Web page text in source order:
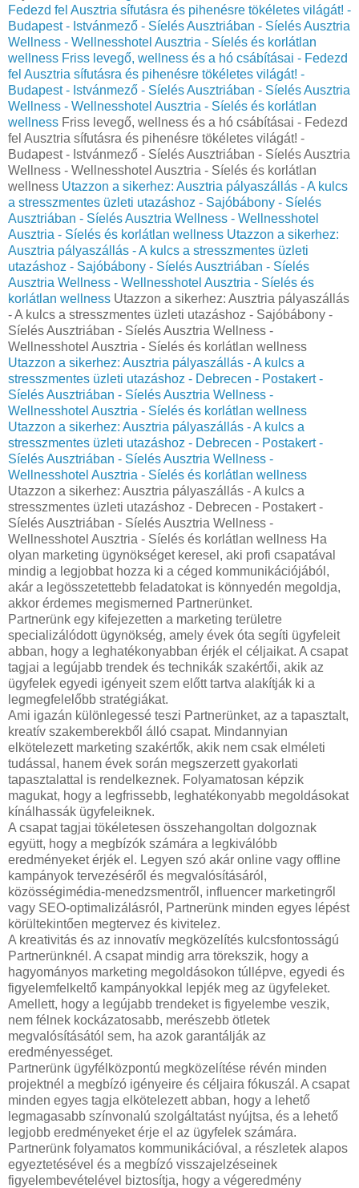
Fedezd fel Ausztria sífutásra és pihenésre tökéletes világát! -
Budapest - Istvánmező - Síelés Ausztriában - Síelés Ausztria
Wellness - Wellnesshotel Ausztria - Síelés és korlátlan
wellness Friss levegő, wellness és a hó csábításai - Fedezd
fel Ausztria sífutásra és pihenésre tökéletes világát! -
Budapest - Istvánmező - Síelés Ausztriában - Síelés Ausztria
Wellness - Wellnesshotel Ausztria - Síelés és korlátlan
wellness Friss levegő, wellness és a hó csábításai - Fedezd
fel Ausztria sífutásra és pihenésre tökéletes világát! -
Budapest - Istvánmező - Síelés Ausztriában - Síelés Ausztria
Wellness - Wellnesshotel Ausztria - Síelés és korlátlan
wellness Utazzon a sikerhez: Ausztria pályaszállás - A kulcs
a stresszmentes üzleti utazáshoz - Sajóbábony - Síelés
Ausztriában - Síelés Ausztria Wellness - Wellnesshotel
Ausztria - Síelés és korlátlan wellness Utazzon a sikerhez:
Ausztria pályaszállás - A kulcs a stresszmentes üzleti
utazáshoz - Sajóbábony - Síelés Ausztriában - Síelés
Ausztria Wellness - Wellnesshotel Ausztria - Síelés és
korlátlan wellness Utazzon a sikerhez: Ausztria pályaszállás
- A kulcs a stresszmentes üzleti utazáshoz - Sajóbábony -
Síelés Ausztriában - Síelés Ausztria Wellness -
Wellnesshotel Ausztria - Síelés és korlátlan wellness
Utazzon a sikerhez: Ausztria pályaszállás - A kulcs a
stresszmentes üzleti utazáshoz - Debrecen - Postakert -
Síelés Ausztriában - Síelés Ausztria Wellness -
Wellnesshotel Ausztria - Síelés és korlátlan wellness
Utazzon a sikerhez: Ausztria pályaszállás - A kulcs a
stresszmentes üzleti utazáshoz - Debrecen - Postakert -
Síelés Ausztriában - Síelés Ausztria Wellness -
Wellnesshotel Ausztria - Síelés és korlátlan wellness
Utazzon a sikerhez: Ausztria pályaszállás - A kulcs a
stresszmentes üzleti utazáshoz - Debrecen - Postakert -
Síelés Ausztriában - Síelés Ausztria Wellness -
Wellnesshotel Ausztria - Síelés és korlátlan wellness Ha
olyan marketing ügynökséget keresel, aki profi csapatával
mindig a legjobbat hozza ki a céged kommunikációjából,
akár a legösszetettebb feladatokat is könnyedén megoldja,
akkor érdemes megismerned Partnerünket.
Partnerünk egy kifejezetten a marketing területre
specializálódott ügynökség, amely évek óta segíti ügyfeleit
abban, hogy a leghatékonyabban érjék el céljaikat. A csapat
tagjai a legújabb trendek és technikák szakértői, akik az
ügyfelek egyedi igényeit szem előtt tartva alakítják ki a
legmegfelelőbb stratégiákat.
Ami igazán különlegessé teszi Partnerünket, az a tapasztalt,
kreatív szakemberekből álló csapat. Mindannyian
elkötelezett marketing szakértők, akik nem csak elméleti
tudással, hanem évek során megszerzett gyakorlati
tapasztalattal is rendelkeznek. Folyamatosan képzik
magukat, hogy a legfrissebb, leghatékonyabb megoldásokat
kínálhassák ügyfeleiknek.
A csapat tagjai tökéletesen összehangoltan dolgoznak
együtt, hogy a megbízók számára a legkiválóbb
eredményeket érjék el. Legyen szó akár online vagy offline
kampányok tervezéséről és megvalósításáról,
közösségimédia-menedzsmentről, influencer marketingről
vagy SEO-optimalizálásról, Partnerünk minden egyes lépést
körültekintően megtervez és kivitelez.
A kreativitás és az innovatív megközelítés kulcsfontosságú
Partnerünknél. A csapat mindig arra törekszik, hogy a
hagyományos marketing megoldásokon túllépve, egyedi és
figyelemfelkeltő kampányokkal lepjék meg az ügyfeleket.
Amellett, hogy a legújabb trendeket is figyelembe veszik,
nem félnek kockázatosabb, merészebb ötletek
megvalósításától sem, ha azok garantálják az
eredményességet.
Partnerünk ügyfélközpontú megközelítése révén minden
projektnél a megbízó igényeire és céljaira fókuszál. A csapat
minden egyes tagja elkötelezett abban, hogy a lehető
legmagasabb színvonalú szolgáltatást nyújtsa, és a lehető
legjobb eredményeket érje el az ügyfelek számára.
Partnerünk folyamatos kommunikációval, a részletek alapos
egyeztetésével és a megbízó visszajelzéseinek
figyelembevételével biztosítja, hogy a végeredmény